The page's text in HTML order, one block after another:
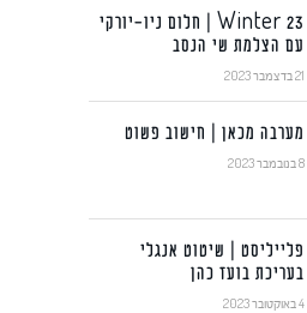
Winter 23 | חלום ניו-יורקי
עם הצלמת שי הנסב
21 בדצמבר 2023
מערבה מכאן | חישוב פשוט
8 בנובמבר 2023
פלייליסט | שיטוט אנגלי
בעריכת בועז כהן
4 באוקטובר 2023